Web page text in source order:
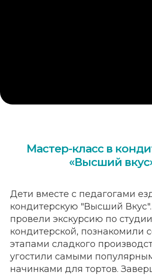
Мастер-класс в
«Высший
Дети вместе с педагогами
кондитерскую "Высший
провели экскурсию по
кондитерской, познакомили
этапами сладкого
угостили самыми
начинками для тортов.